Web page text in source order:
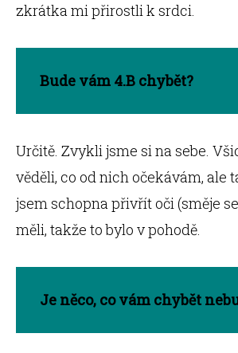
zkrátka mi přirostli k srdci.
Bude vám 4.B chybět?
Určitě. Zvykli jsme si na sebe.
věděli, co od nich očekávám, ale
jsem schopna přivřít oči (směje
měli, takže to bylo v pohodě.
Je něco, co vám chybět